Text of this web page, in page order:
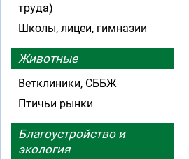
труда)
Школы, лицеи, гимназии
Животные
Ветклиники, СББЖ
Птичьи рынки
Благоустройство и
экология